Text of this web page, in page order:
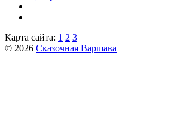
Карта сайта: 1 2 3
© 2026 Сказочная Варшава